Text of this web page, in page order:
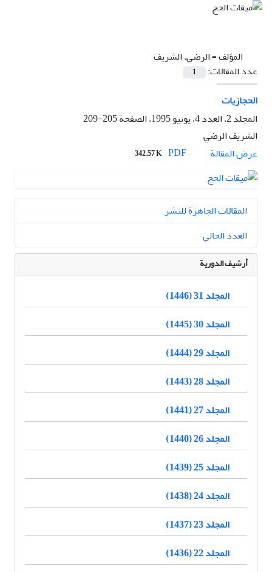
المؤلف =الرضي، الشريف
عدد المقالات:
1
الحجازيات
المجلد 2، العدد 4، يونيو 1995، الصفحة
205-209
الشريف الرضي
عرض المقالة
342.57 K
المقالات الجاهزة للنشر
العدد الحالي
أرشيف الدورية
المجلد 31 (1446)
المجلد 30 (1445)
المجلد 29 (1444)
المجلد 28 (1443)
المجلد 27 (1441)
المجلد 26 (1440)
المجلد 25 (1439)
المجلد 24 (1438)
المجلد 23 (1437)
المجلد 22 (1436)